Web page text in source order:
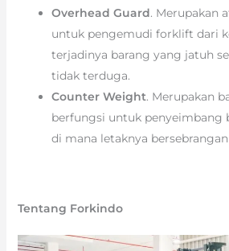
Overhead Guard. Merupakan
untuk pengemudi forklift dari
terjadinya barang yang jatuh
tidak terduga.
Counter Weight. Merupakan
berfungsi untuk penyeimbang
di mana letaknya
Tentang Forkindo